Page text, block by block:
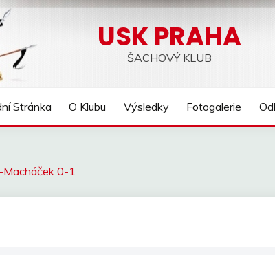
USK PRAHA
ŠACHOVÝ KLUB
Stránka O Klubu Výsledky Fotogalerie
Macháček 0-1